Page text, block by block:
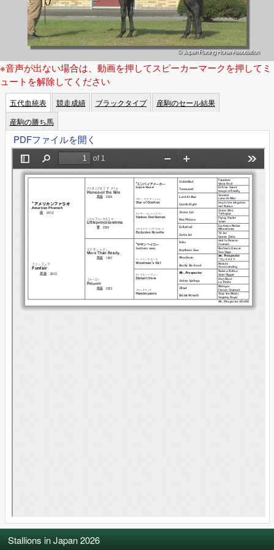
※音声が出ない場合は、動画を押してスピーカーマークを押してミ
ュートを解除してください
五代血統表 競走成績 ブラックタイプ
産駒のセール結果
産駒の勝ち馬
PDFファイルを開く
Stallions in Japan 2026